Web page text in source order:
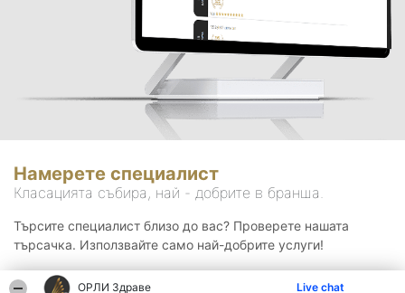
ОРЛИ Здраве Live chat
Намерете специалист
Класацията събира, най - добрите в бранша.
Търсите специалист близо до вас? Проверете нашата
търсачка. Използвайте само най-добрите услуги!